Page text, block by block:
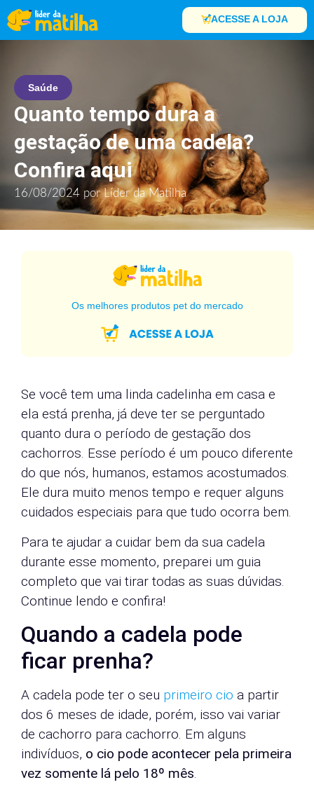
ACESSE A LOJA
Saúde
Quanto tempo dura a
gestação de uma cadela?
Confira aqui
16/08/2024 porLíder da Matilha
Os melhores produtos pet do mercado
Se você tem uma linda cadelinha em casa e
ela está prenha, já deve ter se perguntado
quanto dura o período de gestação dos
cachorros. Esse período é um pouco diferente
do que nós, humanos, estamos acostumados.
Ele dura muito menos tempo e requer alguns
cuidados especiais para que tudo ocorra bem.
Para te ajudar a cuidar bem da sua cadela
durante esse momento, preparei um guia
completo que vai tirar todas as suas dúvidas.
Continue lendo e confira!
Quando a cadela pode
ficar prenha?
A cadela pode ter o seu primeiro cio a partir
dos 6 meses de idade, porém, isso vai variar
de cachorro para cachorro. Em alguns
indivíduos, o cio pode acontecer pela primeira
vez somente lá pelo 18º mês.